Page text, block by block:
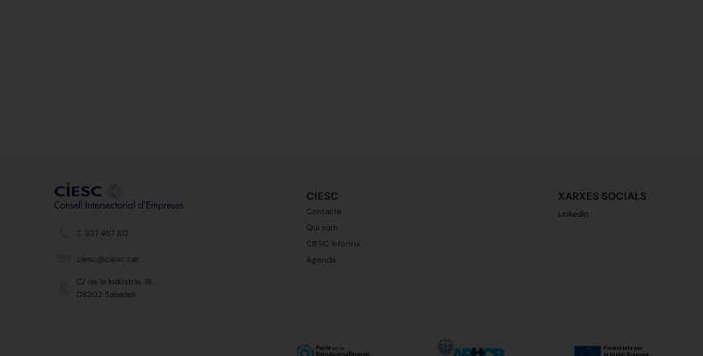
T. 937 457 812
ciesc@ciesc.cat
C/ de la Indústria, 16
08202 Sabadell
CIESC
Contacte
Qui som
CIESC Informa
Agenda
XARXES SOCIALS
Linkedin